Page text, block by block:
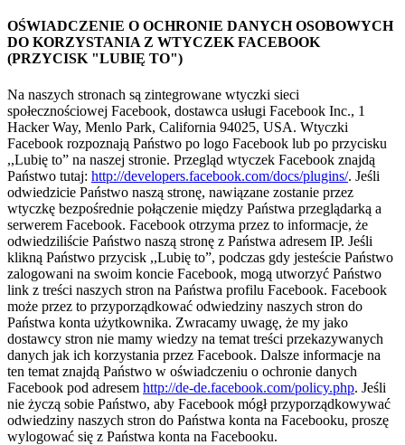
OŚWIADCZENIE O OCHRO­NIE DANYCH OSOBOWYCH
DO KORZYSTANIA Z WTYCZEK FACEBOOK
(PRZYCISK "LUBIĘ TO")
Na naszych stronach są zintegrowane wtyczki sieci
społecznościowej Facebook, dostawca usługi Facebook Inc., 1
Hacker Way, Menlo Park, California 94025, USA. Wtyczki
Facebook rozpoznają Państwo po logo Facebook lub po przycisku
,,Lubię to” na naszej stronie. Przegląd wtyczek Facebook znajdą
Państwo tutaj: http://developers.facebook.com/docs/plugins/. Jeśli
odwiedzicie Państwo naszą stronę, nawiązane zostanie przez
wtyczkę bezpośrednie połączenie między Państwa przeglądarką a
serwerem Facebook. Facebook otrzyma przez to informacje, że
odwiedziliście Państwo naszą stronę z Państwa adresem IP. Jeśli
klikną Państwo przycisk ,,Lubię to”, podczas gdy jesteście Państwo
zalogowani na swoim koncie Facebook, mogą utworzyć Państwo
link z treści naszych stron na Państwa profilu Facebook. Facebook
może przez to przyporządkować odwiedziny naszych stron do
Państwa konta użytkownika. Zwracamy uwagę, że my jako
dostawcy stron nie mamy wiedzy na temat treści przekazywanych
danych jak ich korzystania przez Facebook. Dalsze informacje na
ten temat znajdą Państwo w oświadczeniu o ochronie danych
Facebook pod adresem http://de-de.facebook.com/policy.php. Jeśli
nie życzą sobie Państwo, aby Facebook mógł przyporządkowywać
odwiedziny naszych stron do Państwa konta na Facebooku, proszę
wylogować się z Państwa konta na Facebooku.